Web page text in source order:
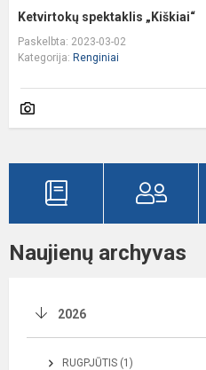
Ketvirtokų spektaklis „Kiškiai“
Paskelbta: 2023-03-02
Kategorija: Renginiai
Naujienų archyvas
2026
RUGPJŪTIS (1)